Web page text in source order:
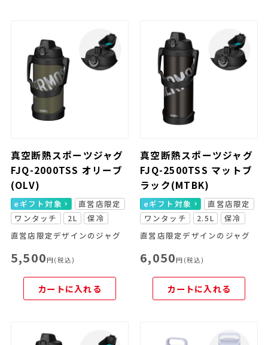
真空断熱スポーツジャグ
FJQ-2000TSS オリーブ
(OLV)
eギフト対象
直営店限定
ワンタッチ
2L
保冷
直営店限定デザインのジャグ
5,500円(税込)
カートに入れる
真空断熱スポーツジャグ
FJQ-2500TSS マットブ
ラック(MTBK)
eギフト対象
直営店限定
ワンタッチ
2.5L
保冷
直営店限定デザインのジャグ
6,050円(税込)
カートに入れる